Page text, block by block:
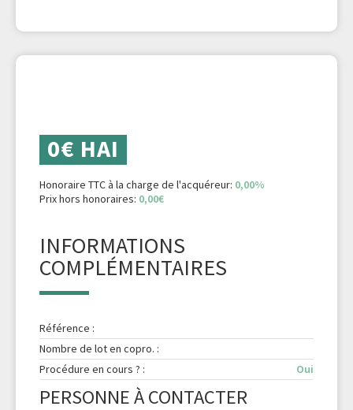
0€ HAI
Honoraire TTC à la charge de l'acquéreur: 0,00%
Prix hors honoraires: 0,00€
INFORMATIONS
COMPLÉMENTAIRES
Référence :
Nombre de lot en copro. :
Procédure en cours ? :
Oui
PERSONNE À CONTACTER